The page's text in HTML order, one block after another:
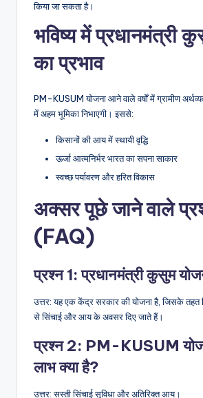
किया जा सकता है।
भविष्य में प्रधानमंत्री
का प्रभाव
PM-KUSUM योजना आने वाले वर्षों में ग्रामीण
में अहम भूमिका निभाएगी। इससे:
किसानों की आय में स्थायी वृद्धि
ऊर्जा आत्मनिर्भर भारत का सपना साकार
स्वच्छ पर्यावरण और हरित विकास
अक्सर पूछे जाने वाले
(FAQ)
प्रश्न 1: प्रधानमंत्री कुसुम
उत्तर: यह एक केंद्र सरकार की योजना है, जिसके तहत
से सिंचाई और आय के अवसर दिए जाते हैं।
प्रश्न 2: PM-KUSUM
लाभ क्या है?
उत्तर: सस्ती सिंचाई सुविधा और अतिरिक्त आय।